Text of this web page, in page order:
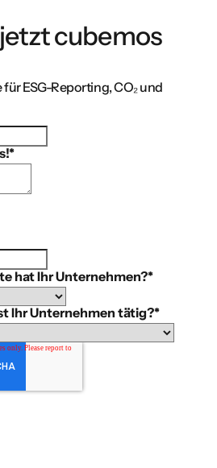
cubemos
ESG-Reporting, CO₂ und
*
hat Ihr Unternehmen?*
Ihr Unternehmen tätig?*